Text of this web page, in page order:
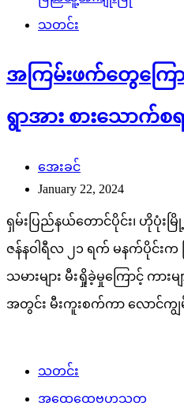
သတင်း
အကြမ်းဖက်တွေကြေ
ရွာအား စားသောက်စ
အေးခင်
January 22, 2024
ရှမ်းပြည်နယ်တောင်ပိုင်း၊ ဟိုပုံးမ
ဇန်နဝါရီလ ၂၁ ရက် မနက်ပိုင်းက
သမားများ မီးရှိုခဲ့မှုကြောင့် ကား
အတွင်း မီးကူးစက်ကာ လောင်က
သတင်း
အထွေထွေဗဟုသုတ